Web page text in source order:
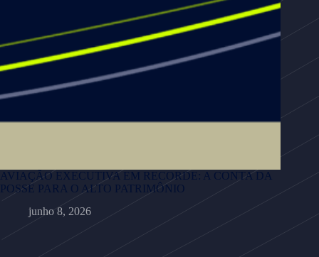
AVIAÇÃO EXECUTIVA EM RECORDE: A CONTA DA
POSSE PARA O ALTO PATRIMÔNIO
junho 8, 2026